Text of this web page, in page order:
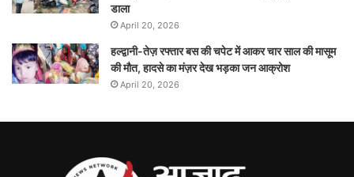
डाला
April 20, 2026
हल्द्वानी-तेज़ रफ्तार बस की चपेट में आकर चार साल की मासूम
की मौत, हादसे का मंज़र देख भड़का जन आक्रोश
April 20, 2026